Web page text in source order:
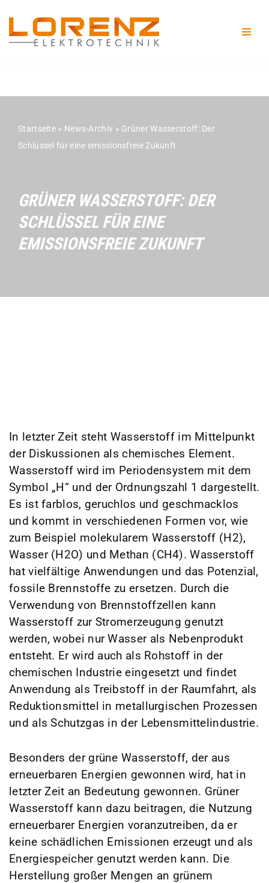
Zum
Inhalt
Startseite » News-Archiv » Grüner Wasserstoff: Der
Schlüssel für eine emissionsfreie Zukunft
GRÜNER WASSERSTOFF: DER
SCHLÜSSEL FÜR EINE
EMISSIONSFREIE ZUKUNFT
In letzter Zeit steht Wasserstoff im Mittelpunkt
der Diskussionen als chemisches Element.
Wasserstoff wird im Periodensystem mit dem
Symbol „H“ und der Ordnungszahl 1 dargestellt.
Es ist farblos, geruchlos und geschmacklos
und kommt in verschiedenen Formen vor, wie
zum Beispiel molekularem Wasserstoff (H2),
Wasser (H2O) und Methan (CH4). Wasserstoff
hat vielfältige Anwendungen und das Potenzial,
fossile Brennstoffe zu ersetzen. Durch die
Verwendung von Brennstoffzellen kann
Wasserstoff zur Stromerzeugung genutzt
werden, wobei nur Wasser als Nebenprodukt
entsteht. Er wird auch als Rohstoff in der
chemischen Industrie eingesetzt und findet
Anwendung als Treibstoff in der Raumfahrt, als
Reduktionsmittel in metallurgischen Prozessen
und als Schutzgas in der Lebensmittelindustrie.
Besonders der grüne Wasserstoff, der aus
erneuerbaren Energien gewonnen wird, hat in
letzter Zeit an Bedeutung gewonnen. Grüner
Wasserstoff kann dazu beitragen, die Nutzung
erneuerbarer Energien voranzutreiben, da er
keine schädlichen Emissionen erzeugt und als
Energiespeicher genutzt werden kann. Die
Herstellung großer Mengen an grünem